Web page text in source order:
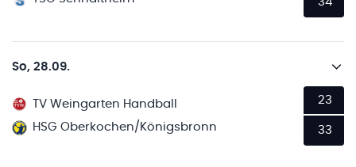
So, 28.09.
TV Weingarten Handball
HSG Oberkochen/Königsbronn
23
33